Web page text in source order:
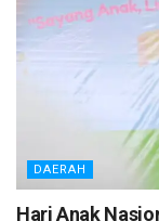
DAERAH
Hari Anak